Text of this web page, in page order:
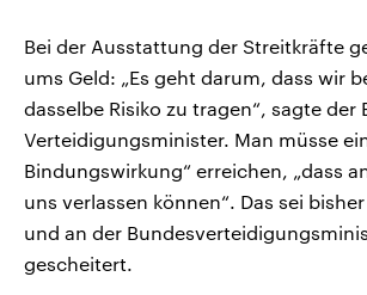
Bei der Ausstattung der Streitkräfte
ums Geld: „Es geht darum, dass wir
dasselbe Risiko zu tragen“, sagte der
Verteidigungsminister. Man müsse
Bindungswirkung“ erreichen, „dass
uns verlassen können“. Das sei
und an der
gescheitert.